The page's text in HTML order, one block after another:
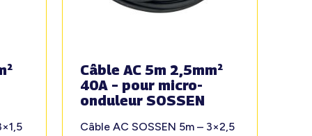
Câble AC 5m 2,5mm²
40A – pour micro-
onduleur SOSSEN
Câble AC SOSSEN 5m – 3×2,5